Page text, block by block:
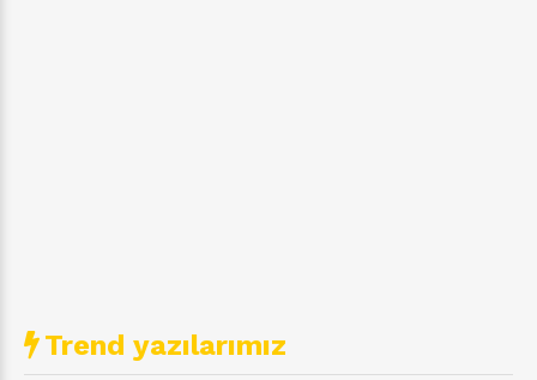
Trend yazılarımız